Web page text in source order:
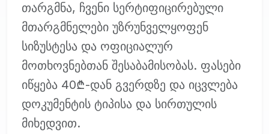
თარგმნა, ჩვენი სერტიფიცირებული
მთარგმნელები უზრუნველყოფენ
სიზუსტესა და ოფიციალურ
მოთხოვნებთან შესაბამისობას. ფასები
იწყება 40₾-დან გვერდზე და იცვლება
დოკუმენტის ტიპისა და სირთულის
მიხედვით.